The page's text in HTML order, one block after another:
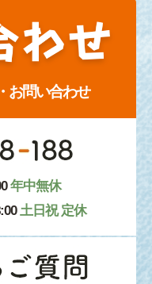
お問い合わせ
年中無休
土日祝 定休